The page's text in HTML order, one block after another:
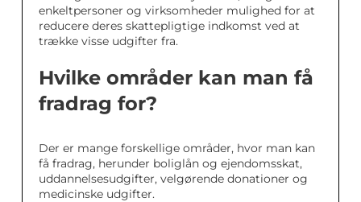
enkeltpersoner og virksomheder mulighed for at
reducere deres skattepligtige indkomst ved at
trække visse udgifter fra.
Hvilke områder kan man få
fradrag for?
Der er mange forskellige områder, hvor man kan
få fradrag, herunder boliglån og ejendomsskat,
uddannelsesudgifter, velgørende donationer og
medicinske udgifter.